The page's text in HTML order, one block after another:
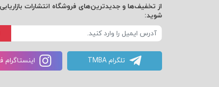
از تخفیف‌ها و جدیدترین‌های فروشگاه انتشارات بازاریابی
شوید:
تلگرام TMBA اینستاگرام